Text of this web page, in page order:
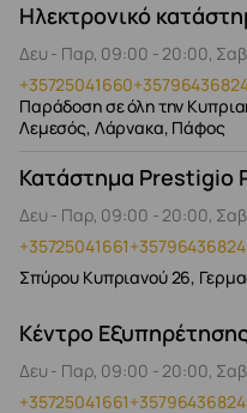
Ηλεκτρονικό
Δευ - Παρ, 09:00 - 20:00,
+35725041660
Παράδοση σε όλη την
Λεμεσός, Λάρνακα, Πάφος
Κατάστημα Prestigio
Δευ - Παρ, 09:00 - 20:00, Σαβ
+35725041661+35796436824
Σπύρου Κυπριανού 26,
Κέντρο
Δευ - Παρ, 09:00 - 20:00, Σαβ
+35725041661+35796436824